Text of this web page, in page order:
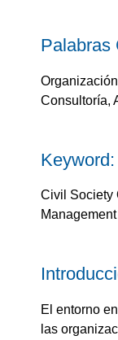
Palabras
Consultoría,
Keyword:
Civil Society
El entorno
las